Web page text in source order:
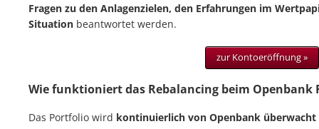
Fragen zu den Anlagenzielen, den Erfahrungen im
Situation beantwortet werden.
zur Kontoeröffnung »
Wie funktioniert das Rebalancing beim Openbank
Das Portfolio wird kontinuierlich von Openbank überwacht